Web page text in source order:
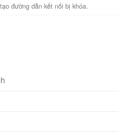
đường dẫn kết nối bị khóa.